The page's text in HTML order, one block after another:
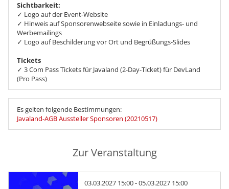
Sichtbarkeit:
✓ Logo auf der Event-Website
✓ Hinweis auf Sponsorenwebseite sowie in Einladungs- und
Werbemailings
✓ Logo auf Beschilderung vor Ort und Begrüßungs-Slides
Tickets
✓ 3 Com Pass Tickets für Javaland (2-Day-Ticket) für DevLand
(Pro Pass)
Es gelten folgende Bestimmungen:
Javaland-AGB Aussteller Sponsoren (20210517)
Zur Veranstaltung
03.03.2027 15:00 - 05.03.2027 15:00